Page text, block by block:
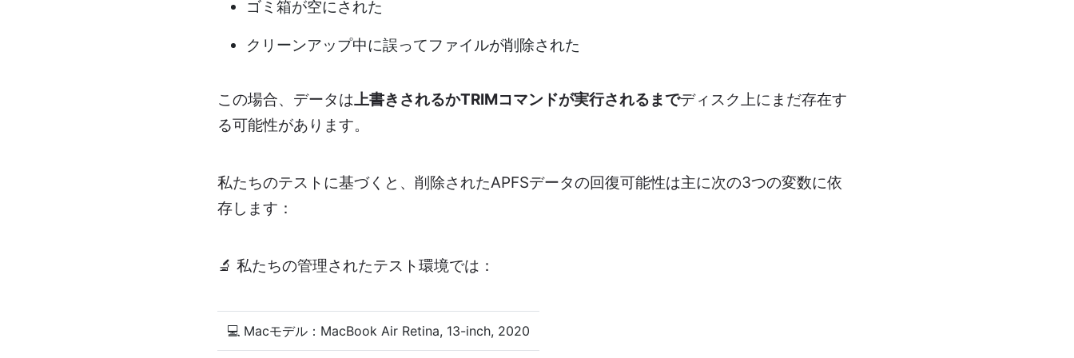
ゴミ箱が空にされた
クリーンアップ中に誤ってファイルが削除された
この場合、データは上書きされるかTRIMコマンドが実行されるまでディスク上にまだ存在す
る可能性があります。
私たちのテストに基づくと、削除されたAPFSデータの回復可能性は主に次の3つの変数に依
存します：
🔬 私たちの管理されたテスト環境では：
💻 Macモデル：MacBook Air Retina, 13-inch, 2020